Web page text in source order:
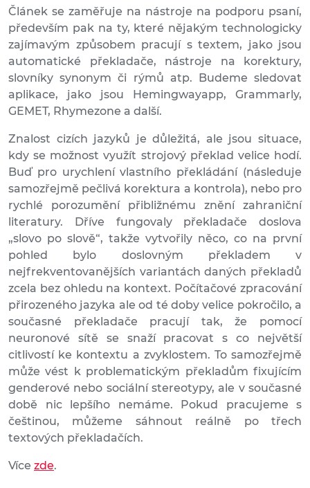
Článek se zaměřuje na nástroje na podporu psaní,
především pak na ty, které nějakým technologicky
zajímavým způsobem pracují s textem, jako jsou
automatické překladače, nástroje na korektury,
slovníky synonym či rýmů atp. Budeme sledovat
aplikace, jako jsou Hemingwayapp, Grammarly,
GEMET, Rhymezone a další.
Znalost cizích jazyků je důležitá, ale jsou situace,
kdy se možnost využít strojový překlad velice hodí.
Buď pro urychlení vlastního překládání (následuje
samozřejmě pečlivá korektura a kontrola), nebo pro
rychlé porozumění přibližnému znění zahraniční
literatury. Dříve fungovaly překladače doslova
„slovo po slově“, takže vytvořily něco, co na první
pohled bylo doslovným překladem v
nejfrekventovanějších variantách daných překladů
zcela bez ohledu na kontext. Počítačové zpracování
přirozeného jazyka ale od té doby velice pokročilo, a
současné překladače pracují tak, že pomocí
neuronové sítě se snaží pracovat s co největší
citlivostí ke kontextu a zvyklostem. To samozřejmě
může vést k problematickým překladům fixujícím
genderové nebo sociální stereotypy, ale v současné
době nic lepšího nemáme. Pokud pracujeme s
češtinou, můžeme sáhnout reálně po třech
textových překladačích.
Více zde.